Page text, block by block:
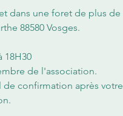
dans une foret de plus de
88580 Vosges.
18H30
de l'association.
confirmation après votre